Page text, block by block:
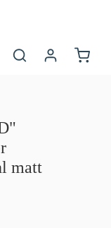
matt